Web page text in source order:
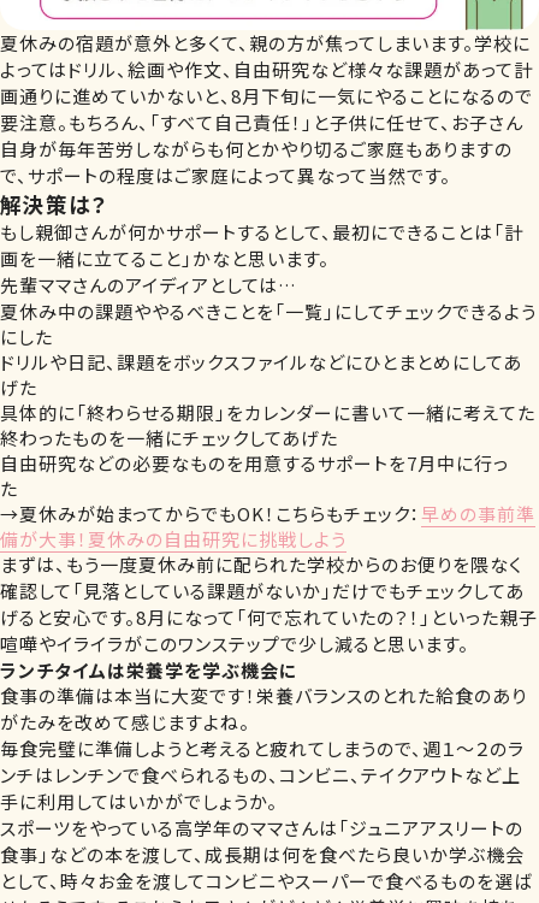
夏休みの宿題が意外と多くて、親の方が焦ってしまいます。学校に
よってはドリル、絵画や作文、自由研究など様々な課題があって計
画通りに進めていかないと、8月下旬に一気にやることになるので
要注意。もちろん、「すべて自己責任！」と子供に任せて、お子さん
自身が毎年苦労しながらも何とかやり切るご家庭もありますの
で、サポートの程度はご家庭によって異なって当然です。
解決策は？
もし親御さんが何かサポートするとして、最初にできることは「計
画を一緒に立てること」かなと思います。
先輩ママさんのアイディアとしては…
夏休み中の課題ややるべきことを「一覧」にしてチェックできるよう
にした
ドリルや日記、課題をボックスファイルなどにひとまとめにしてあ
げた
具体的に「終わらせる期限」をカレンダーに書いて一緒に考えてた
終わったものを一緒にチェックしてあげた
自由研究などの必要なものを用意するサポートを7月中に行っ
た
→夏休みが始まってからでもOK！こちらもチェック： 早めの事前準
備が大事！夏休みの自由研究に挑戦しよう
まずは、もう一度夏休み前に配られた学校からのお便りを隈なく
確認して「見落としている課題がないか」だけでもチェックしてあ
げると安心です。8月になって「何で忘れていたの？！」といった親子
喧嘩やイライラがこのワンステップで少し減ると思います。
ランチタイムは栄養学を学ぶ機会に
食事の準備は本当に大変です！栄養バランスのとれた給食のあり
がたみを改めて感じますよね。
毎食完璧に準備しようと考えると疲れてしまうので、週１～２のラ
ンチはレンチンで食べられるもの、コンビニ、テイクアウトなど上
手に利用してはいかがでしょうか。
スポーツをやっている高学年のママさんは「ジュニアアスリートの
食事」などの本を渡して、成長期は何を食べたら良いか学ぶ機会
として、時々お金を渡してコンビニやスーパーで食べるものを選ば